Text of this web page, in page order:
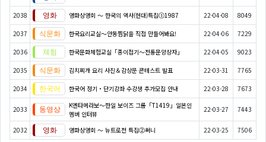
2038 영화상영회 ～ 한국의 역사(현대)특집①1987 22-04-08 8049
2037 한국요리교실〜안동찜닭을 직접 만들어봐요! 22-04-06 7229
2036 한국문화체험교실「종이접기〜전통문양상자」 22-04-05 9023
2035 김치찌개 요리 사진＆감상문 콘테스트 발표 22-03-31 7765
2034 한국어 정기・단기강좌 수강생 추가모집 안내 22-03-28 7673
2033
K엔타메라보～한일 보이즈 그룹「T1419」일본인
멤버 인터뷰
22-03-27 7443
2032 영화상영회 ～ 뉴트로전 특집②써니 22-03-25 7506